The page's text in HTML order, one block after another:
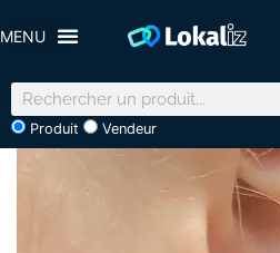
Produit Vendeur